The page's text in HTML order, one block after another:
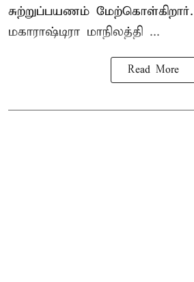
சுற்றுப்பயணம்
மகாராஷ்டிரா மாநிலத்தி ...
Read More